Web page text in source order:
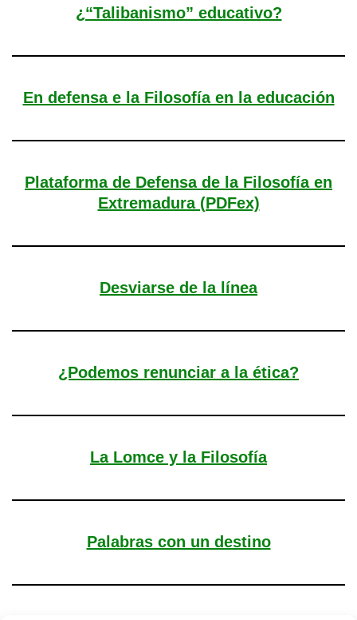
¿“Talibanismo” educativo?
En defensa e la Filosofía en la educación
Plataforma de Defensa de la Filosofía en
Extremadura (PDFex)
Desviarse de la línea
¿Podemos renunciar a la ética?
La Lomce y la Filosofía
Palabras con un destino